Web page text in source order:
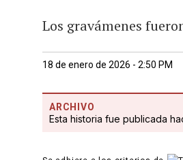
Los gravámenes
18 de enero de 2026 - 2:50 PM
ARCHIVO
Esta historia fue publicada